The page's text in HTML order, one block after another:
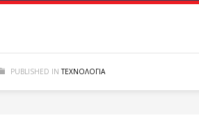
PUBLISHED IN ΤΕΧΝΟΛΟΓΙΑ